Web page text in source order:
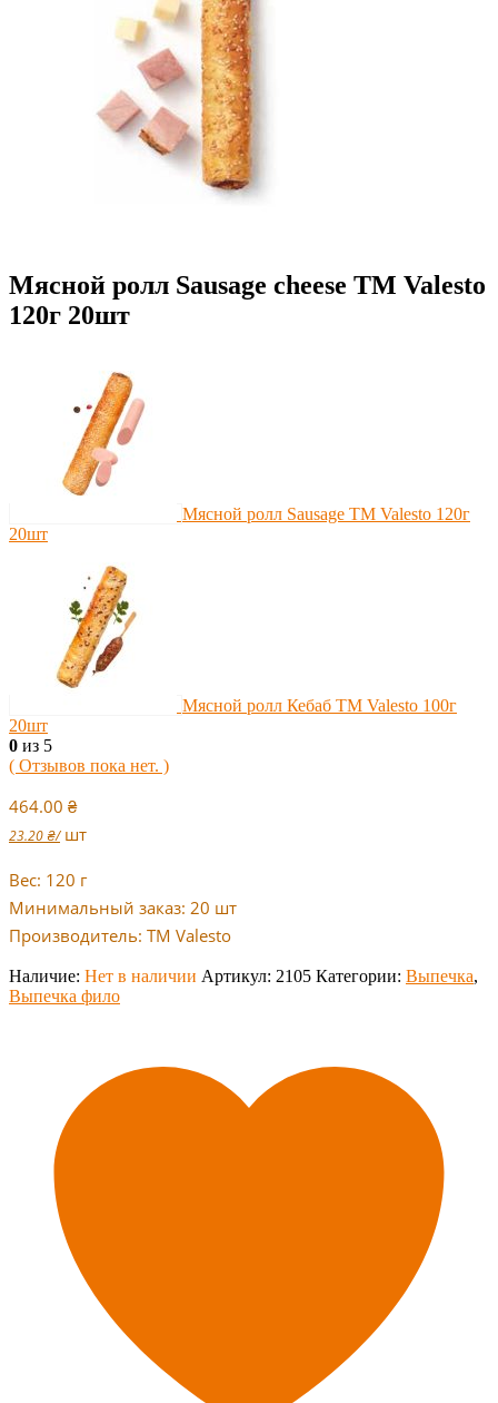
Мясной ролл Sausage cheese TM Valesto
120г 20шт
Мясной ролл Sausage TM Valesto 120г
20шт
Мясной ролл Кебаб TM Valesto 100г
20шт
0 из 5
( Отзывов пока нет. )
464.00 ₴
23.20₴/ шт
Вес: 120 г
Минимальный заказ: 20 шт
Производитель: TM Valesto
Наличие: Нет в наличии Артикул: 2105 Категории: Выпечка,
Выпечка фило